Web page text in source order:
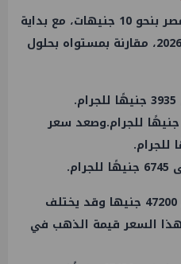
ارتفع سعر الذهب اليوم في مصر بنحو 10 جنيهات، مع بداية
التعاملات الصباحية الأحد 5-7-2026، مقارنة بمستواه بحلول
وزاد الذهب عيار 18 إلى 5055 جنيهًا للجرام.وصعد سعر
وصعد سعر الجنيه الذهب إلى 47200 جنيها وقد يختلف
هذا السعر قيمة الذهب في